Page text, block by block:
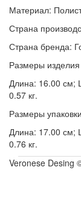
Материал:
Страна
Страна бренда:
Размеры изделия
Длина: 16.00 см;
0.57 кг.
Размеры упаковки
Длина: 17.00 см;
0.76 кг.
Veronese Desing